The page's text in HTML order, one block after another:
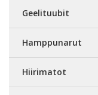
Geelituubit
Hamppunarut
Hiirimatot